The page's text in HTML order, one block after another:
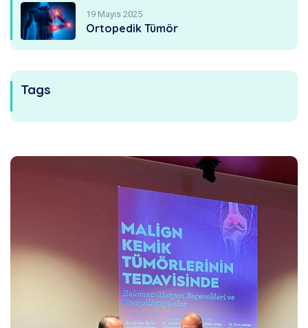
19 Mayıs 2025
Ortopedik Tümör
Tags